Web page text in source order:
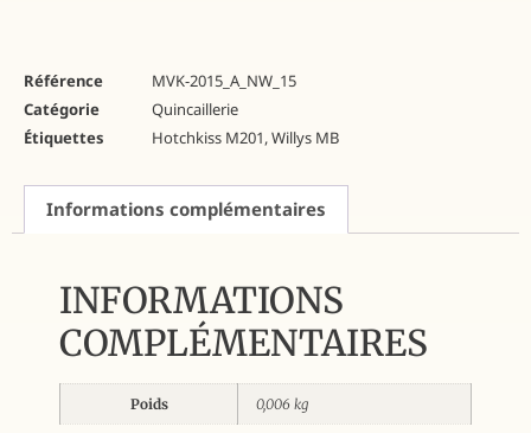
Référence
MVK-2015_A_NW_15
Catégorie
Quincaillerie
Étiquettes
Hotchkiss M201,Willys MB
Informations complémentaires
INFORMATIONS
COMPLÉMENTAIRES
Poids 0,006 kg